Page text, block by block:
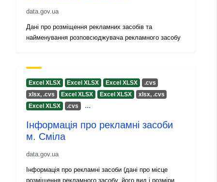
data.gov.ua
Дані про розміщення рекламних засобів та
найменування розповсюджувача рекламного засобу
Excel XLSX Excel XLSX Excel XLSX
.cvs
хlsх, .cvs
Excel XLSX Excel XLSX
хlsх, .cvs
Excel XLSX
.cvs ...
Інформація про рекламні засоби
м. Сміла
data.gov.ua
Інформація про рекламні засоби (дані про місце
розміщення рекламного засобу, його вид і розміри,